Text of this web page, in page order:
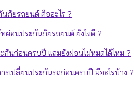
ภัยรถยนต์ คืออะไร ?
ผ่อนประกันภัยรถยนต์ ยังไงดี ?
กันก่อนครบปี แถมยังผ่อนไม่หมดได้ไหม ?
รเปลี่ยนประกันรถก่อนครบปี มีอะไรบ้าง ?